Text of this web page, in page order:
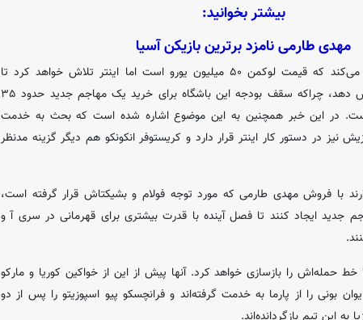
بیشتر بخوانید:
مهدی طارمی نامزد برترین بازیکن آسیا
این روزنامه ایتالیایی تایید می‌کند که قیمت لوکمن ۵۰ میلیون یورو است اما اینتر تلاش خواهد کرد تا
خواسته‌های آتالانتا را کاهش دهد، چراکه سقف بودجه این باشگاه برای خرید یک مهاجم جدید حدود ۳۵
در این خبر همچنین به این موضوع اشاره شده است که بحث به خدمت
نیز در دستور کار اینتر قرار دارد و کریستوفر انکونکو هم دیگر گزینه مدنظر
با فروش مهدی طارمی که مورد توجه فولام و بشیکتاش قرار گرفته است،
ایجاد کنند تا فصل آینده با قدرت بیشتری برای قهرمانی در سری آ و
نراتزوری‌ در فصل ۲۶-۲۰۲۵ خط حمله‌اش را بازسازی خواهد کرد. آنها پیش از این از خواکین کوریا و مارکو
یوان بونی را از پارما به خدمت گرفته‌اند و فرانچسکو پیو اسپوزیتو را پس از دو